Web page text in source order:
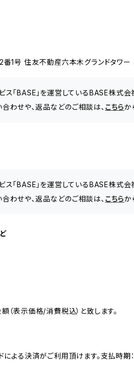
1号 住友不動産六本木グランドタワ
ス「BASE」を運営しているBASE株式
わせや、返品などのご相談は、 こちらか
ス「BASE」を運営しているBASE株式
わせや、返品などのご相談は、 こちらか
（表示価格/消費税込）と致します。
による決済がご利用頂けます。支払時